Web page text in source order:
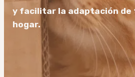
y facilitar la adaptación de
hogar.